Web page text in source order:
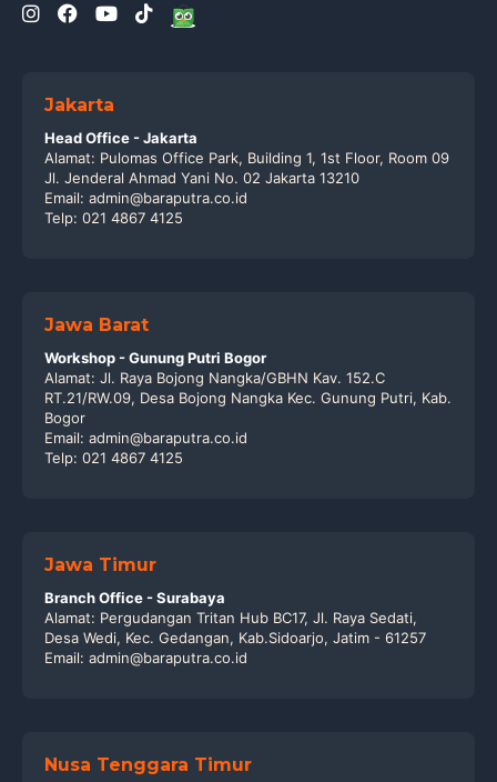
Jakarta
Head Office - Jakarta
Alamat: Pulomas Office Park, Building 1, 1st Floor, Room 09
Jl. Jenderal Ahmad Yani No. 02 Jakarta 13210
Email: admin@baraputra.co.id
Telp: 021 4867 4125
Jawa Barat
Workshop - Gunung Putri Bogor
Alamat: Jl. Raya Bojong Nangka/GBHN Kav. 152.C
RT.21/RW.09, Desa Bojong Nangka Kec. Gunung Putri, Kab.
Bogor
Email: admin@baraputra.co.id
Telp: 021 4867 4125
Jawa Timur
Branch Office - Surabaya
Alamat: Pergudangan Tritan Hub BC17, Jl. Raya Sedati,
Desa Wedi, Kec. Gedangan, Kab.Sidoarjo, Jatim - 61257
Email: admin@baraputra.co.id
Nusa Tenggara Timur